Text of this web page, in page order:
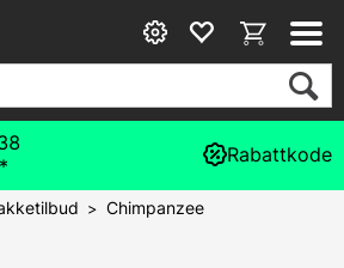
Rabattkode
>Chimpanzee